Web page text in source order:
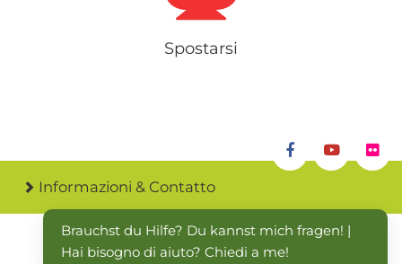
Spostarsi
Informazioni & Contatto
Brauchst du Hilfe? Du kannst mich fragen! |
Hai bisogno di aiuto? Chiedi a me!